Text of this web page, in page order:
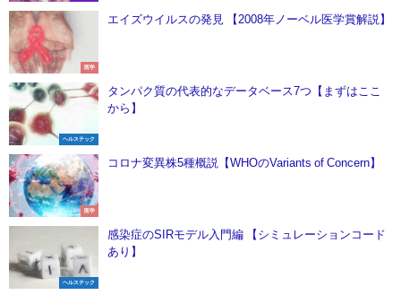
医学
エイズウイルスの発見 【2008年ノーベル医学賞解説】
ヘルステック
タンパク質の代表的なデータベース7つ【まずはここ
から】
医学
コロナ変異株5種概説【WHOのVariants of Concern】
ヘルステック
感染症のSIRモデル入門編 【シミュレーションコード
あり】